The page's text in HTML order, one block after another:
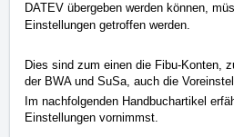
DATEV übergeben werden können,
Einstellungen getroffen werden.
Dies sind zum einen die Fibu-Konten,
der BWA und SuSa, auch die
Im nachfolgenden Handbuchartikel
Einstellungen vornimmst.